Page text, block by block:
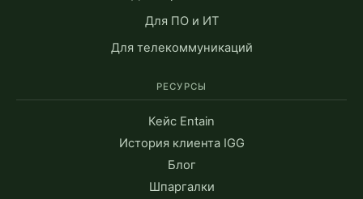
Для ПО и ИТ
Для телекоммуникаций
РЕСУРСЫ
Кейс Entain
История клиента IGG
Блог
Шпаргалки